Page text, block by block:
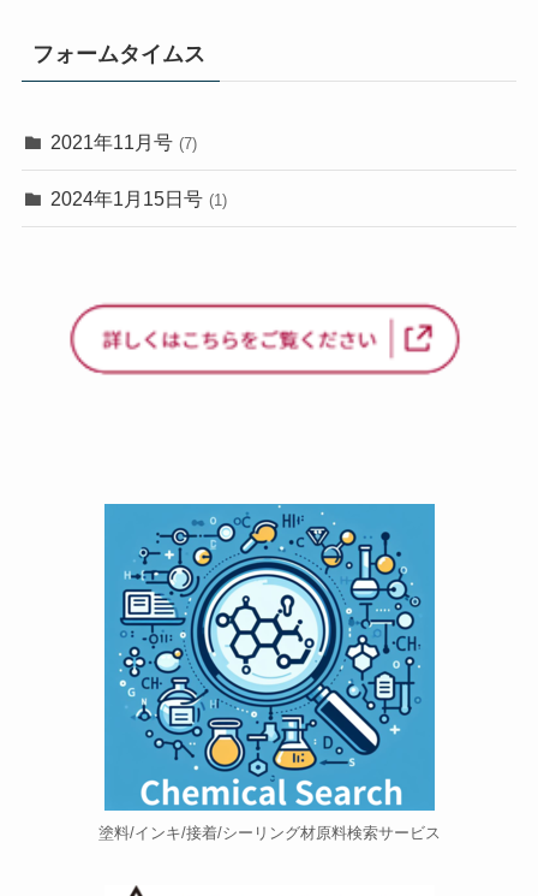
フォームタイムス
2021年11月号 (7)
2024年1月15日号 (1)
塗料/インキ/接着/シーリング材原料検索サービス